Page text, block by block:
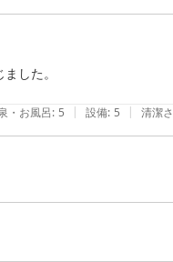
した。
・お風呂: 5 | 設備: 5 | 清潔さ